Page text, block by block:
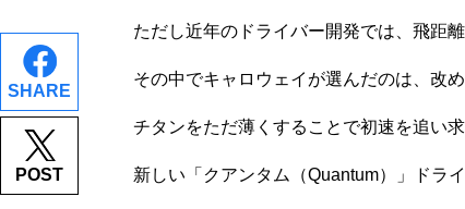
SHARE
POST
ただし近年のドライバー開発では、飛距
その中でキャロウェイが選んだのは、改
チタンをただ薄くすることで初速を追い
新しい「クアンタム（Quantum）」ドラ